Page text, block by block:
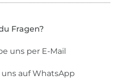
Fragen?
uns per E-Mail
auf WhatsApp